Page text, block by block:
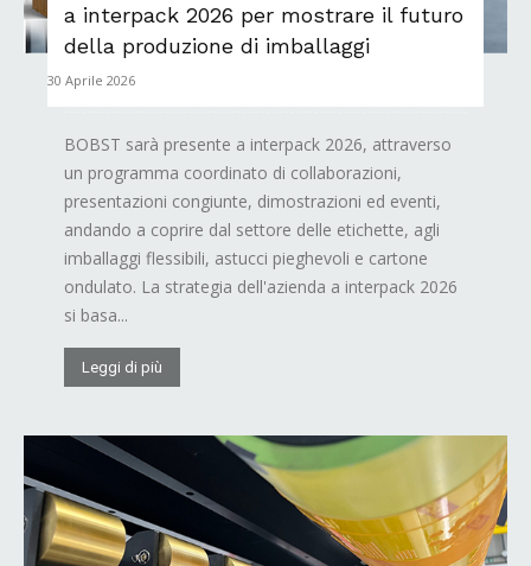
a interpack 2026 per mostrare il futuro
della produzione di imballaggi
30 Aprile 2026
BOBST sarà presente a interpack 2026, attraverso
un programma coordinato di collaborazioni,
presentazioni congiunte, dimostrazioni ed eventi,
andando a coprire dal settore delle etichette, agli
imballaggi flessibili, astucci pieghevoli e cartone
ondulato. La strategia dell'azienda a interpack 2026
si basa...
Leggi di più